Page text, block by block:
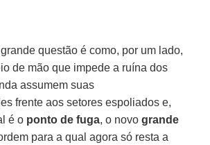
questão é como, por um lado,
de mão que impede a ruína dos
assumem suas
frente aos setores espoliados e,
é o ponto de fuga, o novogrande
para a qual agora só resta a